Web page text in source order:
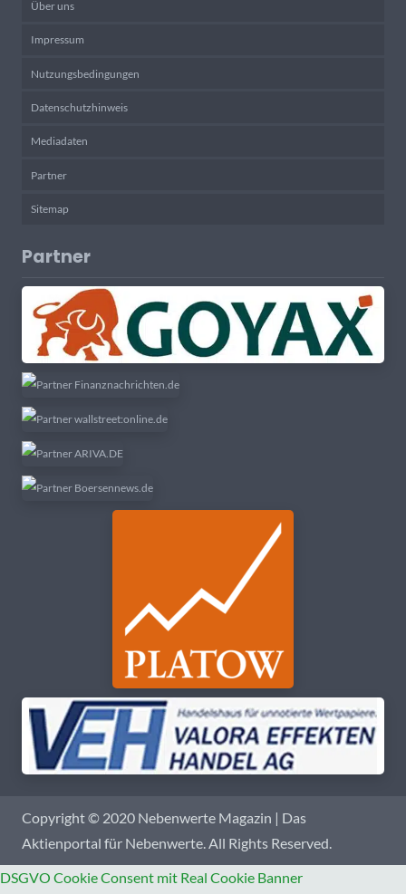
Über uns
Impressum
Nutzungsbedingungen
Datenschutzhinweis
Mediadaten
Partner
Sitemap
Partner
Copyright © 2020 Nebenwerte Magazin | Das
Aktienportal für Nebenwerte. All Rights Reserved.
DSGVO Cookie Consent mit Real Cookie Banner